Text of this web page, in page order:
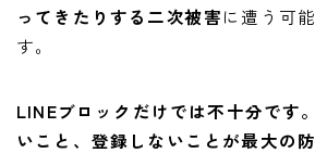
ってきたりする二次被害に遭う可
す。
LINEブロックだけでは不十分です
いこと、登録しないことが最大の防